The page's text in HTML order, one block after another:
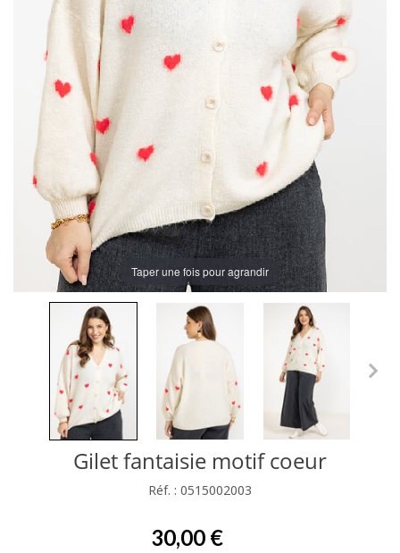
Taper une fois pour agrandir
Gilet fantaisie motif coeur
Réf. : 0515002003
30,00 €